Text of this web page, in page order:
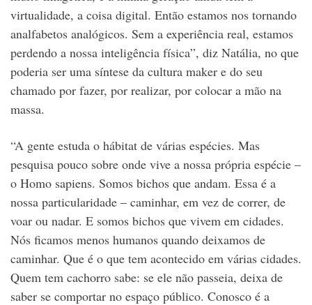
virtualidade, a coisa digital. Então estamos nos tornando
analfabetos analógicos. Sem a experiência real, estamos
perdendo a nossa inteligência física”, diz Natália, no que
poderia ser uma síntese da cultura maker e do seu
chamado por fazer, por realizar, por colocar a mão na
massa.
“A gente estuda o hábitat de várias espécies. Mas
pesquisa pouco sobre onde vive a nossa própria espécie –
o Homo sapiens. Somos bichos que andam. Essa é a
nossa particularidade – caminhar, em vez de correr, de
voar ou nadar. E somos bichos que vivem em cidades.
Nós ficamos menos humanos quando deixamos de
caminhar. Que é o que tem acontecido em várias cidades.
Quem tem cachorro sabe: se ele não passeia, deixa de
saber se comportar no espaço público. Conosco é a